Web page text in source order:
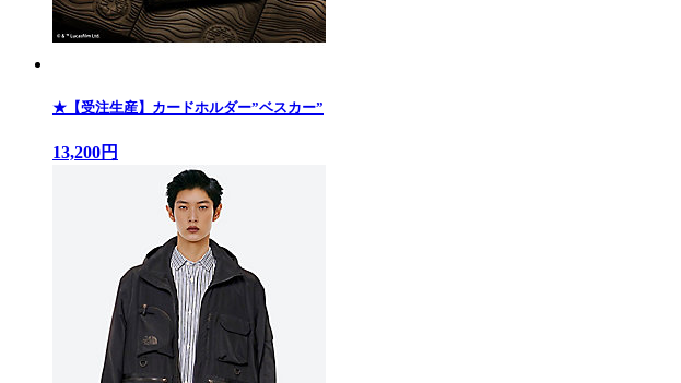
★【受注生産】カードホルダー”ベスカー”
13,200円